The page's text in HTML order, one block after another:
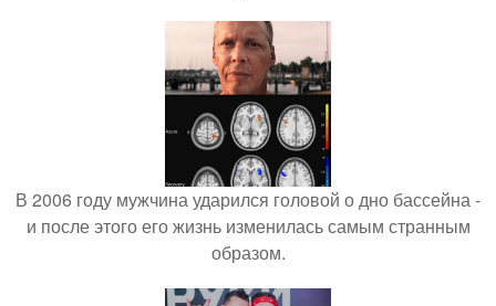
В 2006 году мужчина ударился головой о дно бассейна -
и после этого его жизнь изменилась самым странным
образом.